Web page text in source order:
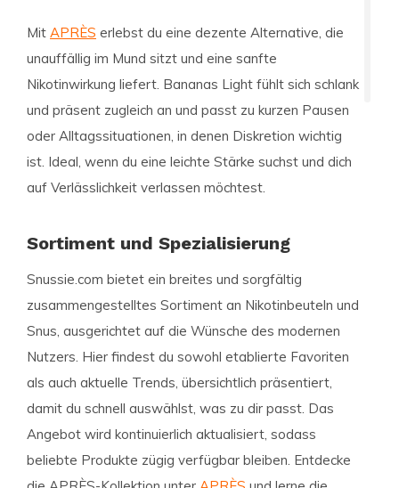
Mit APRÈS erlebst du eine dezente Alternative, die
unauffällig im Mund sitzt und eine sanfte
Nikotinwirkung liefert. Bananas Light fühlt sich schlank
und präsent zugleich an und passt zu kurzen Pausen
oder Alltagssituationen, in denen Diskretion wichtig
ist. Ideal, wenn du eine leichte Stärke suchst und dich
auf Verlässlichkeit verlassen möchtest.
Sortiment und Spezialisierung
Snussie.com bietet ein breites und sorgfältig
zusammengestelltes Sortiment an Nikotinbeuteln und
Snus, ausgerichtet auf die Wünsche des modernen
Nutzers. Hier findest du sowohl etablierte Favoriten
als auch aktuelle Trends, übersichtlich präsentiert,
damit du schnell auswählst, was zu dir passt. Das
Angebot wird kontinuierlich aktualisiert, sodass
beliebte Produkte zügig verfügbar bleiben. Entdecke